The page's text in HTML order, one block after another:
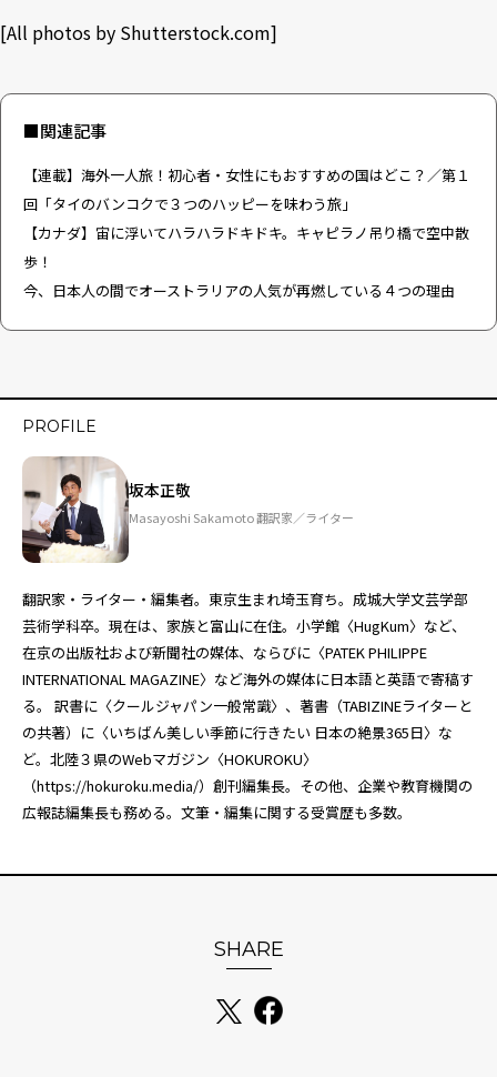
[All photos by Shutterstock.com]
■関連記事
【連載】海外一人旅！初心者・女性にもおすすめの国はどこ？／第１
回「タイのバンコクで３つのハッピーを味わう旅」
【カナダ】宙に浮いてハラハラドキドキ。キャピラノ吊り橋で空中散
歩！
今、日本人の間でオーストラリアの人気が再燃している４つの理由
PROFILE
坂本正敬
Masayoshi Sakamoto 翻訳家／ライター
翻訳家・ライター・編集者。東京生まれ埼玉育ち。成城大学文芸学部
芸術学科卒。現在は、家族と富山に在住。小学館〈HugKum〉など、
在京の出版社および新聞社の媒体、ならびに〈PATEK PHILIPPE
INTERNATIONAL MAGAZINE〉など海外の媒体に日本語と英語で寄稿す
る。 訳書に〈クールジャパン一般常識〉、著書（TABIZINEライターと
の共著）に〈いちばん美しい季節に行きたい 日本の絶景365日〉な
ど。北陸３県のWebマガジン〈HOKUROKU〉
（https://hokuroku.media/）創刊編集長。その他、企業や教育機関の
広報誌編集長も務める。文筆・編集に関する受賞歴も多数。
SHARE